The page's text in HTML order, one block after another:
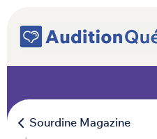
Navigation
Sourdine Magazine